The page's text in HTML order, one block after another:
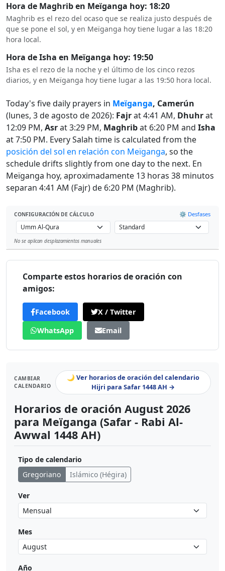
Hora de Maghrib en Meïganga hoy: 18:20
Maghrib es el rezo del ocaso que se realiza justo después de
que se pone el sol, y en Meïganga hoy tiene lugar a las 18:20
hora local.
Hora de Isha en Meïganga hoy: 19:50
Isha es el rezo de la noche y el último de los cinco rezos
diarios, y en Meïganga hoy tiene lugar a las 19:50 hora local.
Today's five daily prayers in Meïganga, Camerún
(lunes, 3 de agosto de 2026): Fajrat 4:41 AM, Dhuhrat
12:09 PM, Asrat 3:29 PM, Maghribat 6:20 PM and Isha
at 7:50 PM. Every Salah time is calculated from the
posición del sol en relación con Meïganga, so the
schedule drifts slightly from one day to the next. En
Meïganga hoy, aproximadamente 13 horas 38 minutos
separan 4:41 AM (Fajr) de 6:20 PM (Maghrib).
CONFIGURACIÓN DE CÁLCULO ⚙️ Desfases
No se aplican desplazamientos manuales
Comparte estos horarios de oración con
amigos:
Facebook
X / Twitter
WhatsApp
Email
CAMBIAR
CALENDARIO
🌙 Ver horarios de oración del calendario
Hijri para Safar 1448 AH →
Horarios de oración August 2026
para Meïganga (Safar - Rabi Al-
Awwal 1448 AH)
Tipo de calendario
Gregoriano
Islámico (Hégira)
Ver
Mes
Año